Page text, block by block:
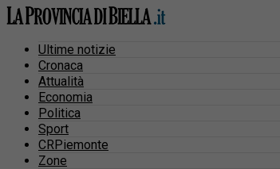
Ultime notizie
Cronaca
Attualità
Economia
Politica
Sport
CRPiemonte
Zone